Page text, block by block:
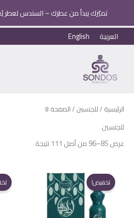
تميّزك يبدأ من عطرك – السندس لعطر
تخطي
إلى
العربية English
الرئيسية /للجنسين / الصفحة 8
للجنسين
عرض 85–96 من أصل 111 نتيجة
تخفيض!